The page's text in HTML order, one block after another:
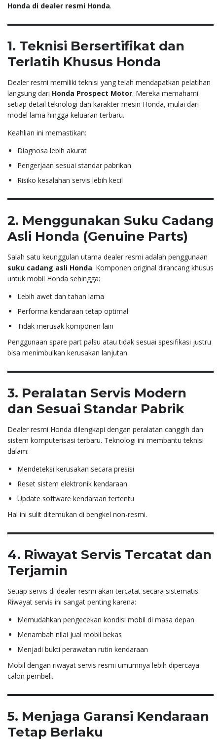
Honda di dealer resmi Honda.
1. Teknisi Bersertifikat dan
Terlatih Khusus Honda
Dealer resmi memiliki teknisi yang telah mendapatkan pelatihan
langsung dari Honda Prospect Motor. Mereka memahami
setiap detail teknologi dan karakter mesin Honda, mulai dari
model lama hingga keluaran terbaru.
Keahlian ini memastikan:
Diagnosa lebih akurat
Pengerjaan sesuai standar pabrikan
Risiko kesalahan servis lebih kecil
2. Menggunakan Suku Cadang
Asli Honda (Genuine Parts)
Salah satu keunggulan utama dealer resmi adalah penggunaan
suku cadang asli Honda. Komponen original dirancang khusus
untuk mobil Honda sehingga:
Lebih awet dan tahan lama
Performa kendaraan tetap optimal
Tidak merusak komponen lain
Penggunaan spare part palsu atau tidak sesuai spesifikasi justru
bisa menimbulkan kerusakan lanjutan.
3. Peralatan Servis Modern
dan Sesuai Standar Pabrik
Dealer resmi Honda dilengkapi dengan peralatan canggih dan
sistem komputerisasi terbaru. Teknologi ini membantu teknisi
dalam:
Mendeteksi kerusakan secara presisi
Reset sistem elektronik kendaraan
Update software kendaraan tertentu
Hal ini sulit ditemukan di bengkel non-resmi.
4. Riwayat Servis Tercatat dan
Terjamin
Setiap servis di dealer resmi akan tercatat secara sistematis.
Riwayat servis ini sangat penting karena:
Memudahkan pengecekan kondisi mobil di masa depan
Menambah nilai jual mobil bekas
Menjadi bukti perawatan rutin kendaraan
Mobil dengan riwayat servis resmi umumnya lebih dipercaya
calon pembeli.
5. Menjaga Garansi Kendaraan
Tetap Berlaku